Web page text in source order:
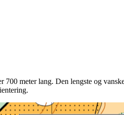
meter lang. Den lengste og